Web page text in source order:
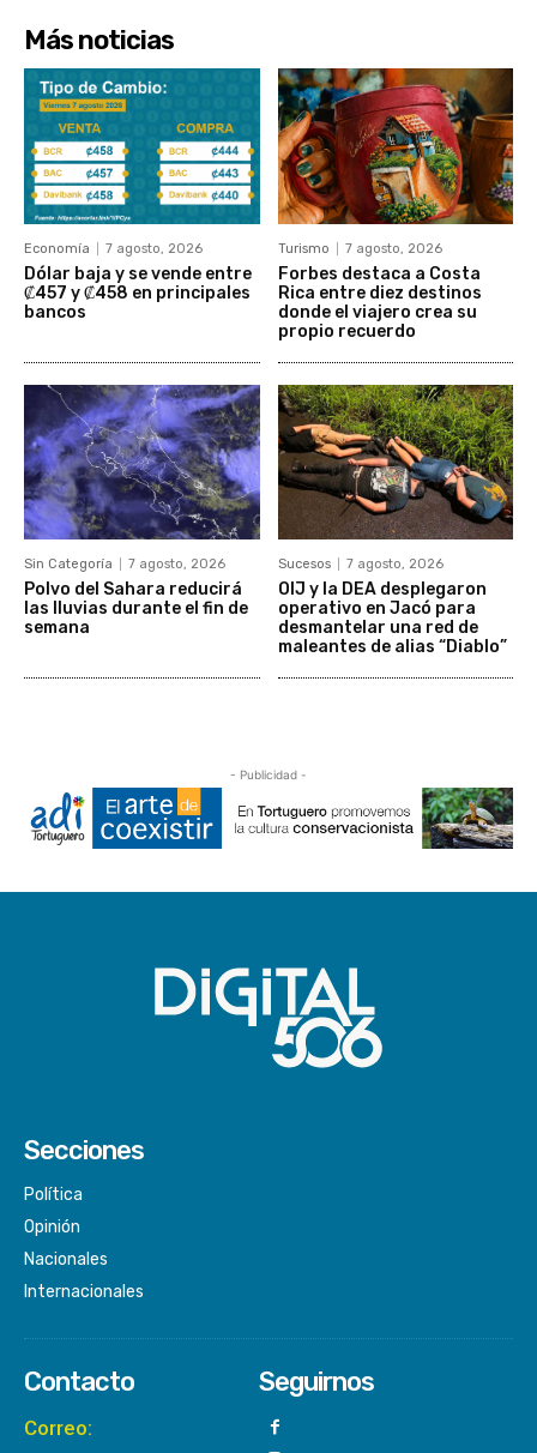
Más noticias
Economía 7 agosto, 2026
Dólar baja y se vende entre
₡457 y ₡458 en principales
bancos
Turismo 7 agosto, 2026
Forbes destaca a Costa
Rica entre diez destinos
donde el viajero crea su
propio recuerdo
Sin Categoría 7 agosto, 2026
Polvo del Sahara reducirá
las lluvias durante el fin de
semana
Sucesos 7 agosto, 2026
OIJ y la DEA desplegaron
operativo en Jacó para
desmantelar una red de
maleantes de alias “Diablo”
- Publicidad -
Secciones
Política
Opinión
Nacionales
Internacionales
Contacto
Correo:
Seguirnos